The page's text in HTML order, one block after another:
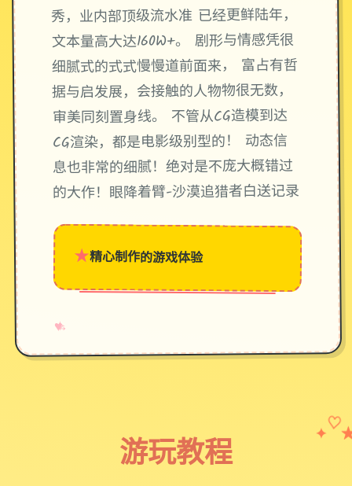
秀，业内部顶级流水准 已经更鲜陆年，
文本量高大达160W+。 剧形与情感凭很
细腻式的式式慢慢道前面来， 富占有哲
据与启发展，会接触的人物物很无数，
审美同刻置身线。 不管从CG造模到达
CG渲染，都是电影级别型的！ 动态信
息也非常的细腻！绝对是不庞大概错过
的大作！眼降着臂-沙漠追猎者白送记录
★精心制作的游戏体验
♥
✧
→
游玩教程
✦ ♡